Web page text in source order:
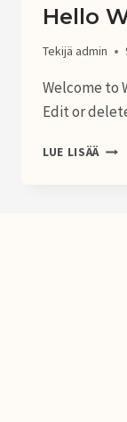
Hello
Tekijä admin
Welcome to
Edit or
LUE LISÄÄ